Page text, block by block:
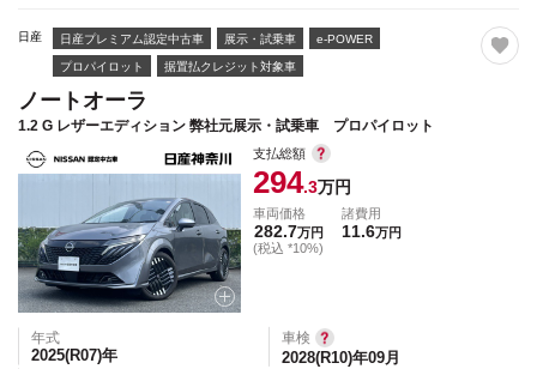
日産 日産プレミアム認定中古車 展示・試乗車 e-POWER
プロパイロット 据置払クレジット対象車
ノートオーラ
1.2 G レザーエディション 弊社元展示・試乗車 プロパイロット
支払総額
294.3万円
車両価格
282.7万円
(税込 *10%)
諸費用
11.6万円
年式
2025(R07)年
車検
2028(R10)年09月